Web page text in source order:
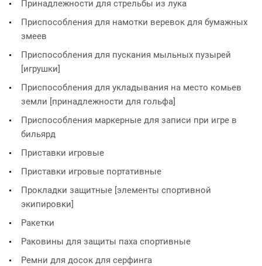
Принадлежности для стрельбы из лука
Приспособления для намотки веревок для бумажных
змеев
Приспособления для пускания мыльных пузырей
[игрушки]
Приспособления для укладывания на место комьев
земли [принадлежности для гольфа]
Приспособления маркерные для записи при игре в
бильярд
Приставки игровые
Приставки игровые портативные
Прокладки защитные [элементы спортивной
экипировки]
Ракетки
Раковины для защиты паха спортивные
Ремни для досок для серфинга